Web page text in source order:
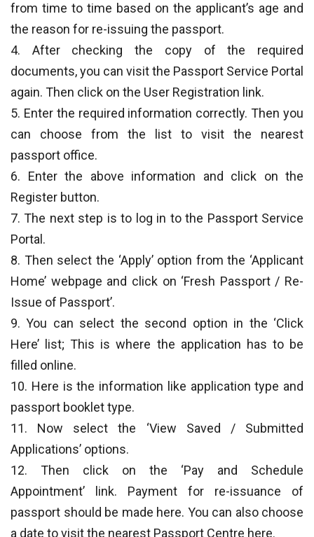
from time to time based on the applicant’s age and
the reason for re-issuing the passport.
4. After checking the copy of the required
documents, you can visit the Passport Service Portal
again. Then click on the User Registration link.
5. Enter the required information correctly. Then you
can choose from the list to visit the nearest
passport office.
6. Enter the above information and click on the
Register button.
7. The next step is to log in to the Passport Service
Portal.
8. Then select the ‘Apply’ option from the ‘Applicant
Home’ webpage and click on ‘Fresh Passport / Re-
Issue of Passport’.
9. You can select the second option in the ‘Click
Here’ list; This is where the application has to be
filled online.
10. Here is the information like application type and
passport booklet type.
11. Now select the ‘View Saved / Submitted
Applications’ options.
12. Then click on the ‘Pay and Schedule
Appointment’ link. Payment for re-issuance of
passport should be made here. You can also choose
a date to visit the nearest Passport Centre here.